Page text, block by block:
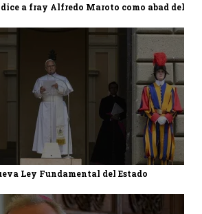
a fray Alfredo Maroto como abad del
Ley Fundamental del Estado